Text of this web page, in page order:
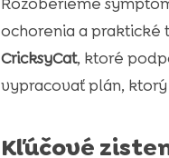
ochorenia a praktické
CricksyCat, ktoré
vypracovať plán,
Kľúčové